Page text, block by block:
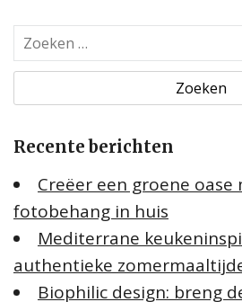
o
k
n
a
a
r
Recente berichten
Creëer een groene
fotobehang in huis
Mediterrane
authentieke
Biophilic design: breng